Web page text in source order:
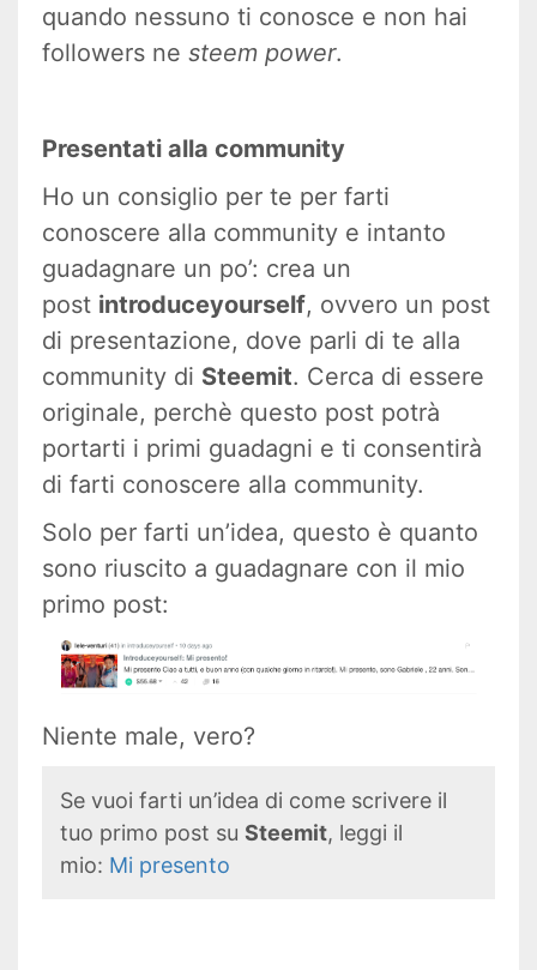
quando nessuno ti conosce e non hai
followers ne steem power.
Presentati alla community
Ho un consiglio per te per farti
conoscere alla community e intanto
guadagnare un po’: crea un
post introduceyourself, ovvero un post
di presentazione, dove parli di te alla
community di Steemit. Cerca di essere
originale, perchè questo post potrà
portarti i primi guadagni e ti consentirà
di farti conoscere alla community.
Solo per farti un’idea, questo è quanto
sono riuscito a guadagnare con il mio
primo post:
Niente male, vero?
Se vuoi farti un’idea di come scrivere il
tuo primo post su Steemit, leggi il
mio: Mi presento